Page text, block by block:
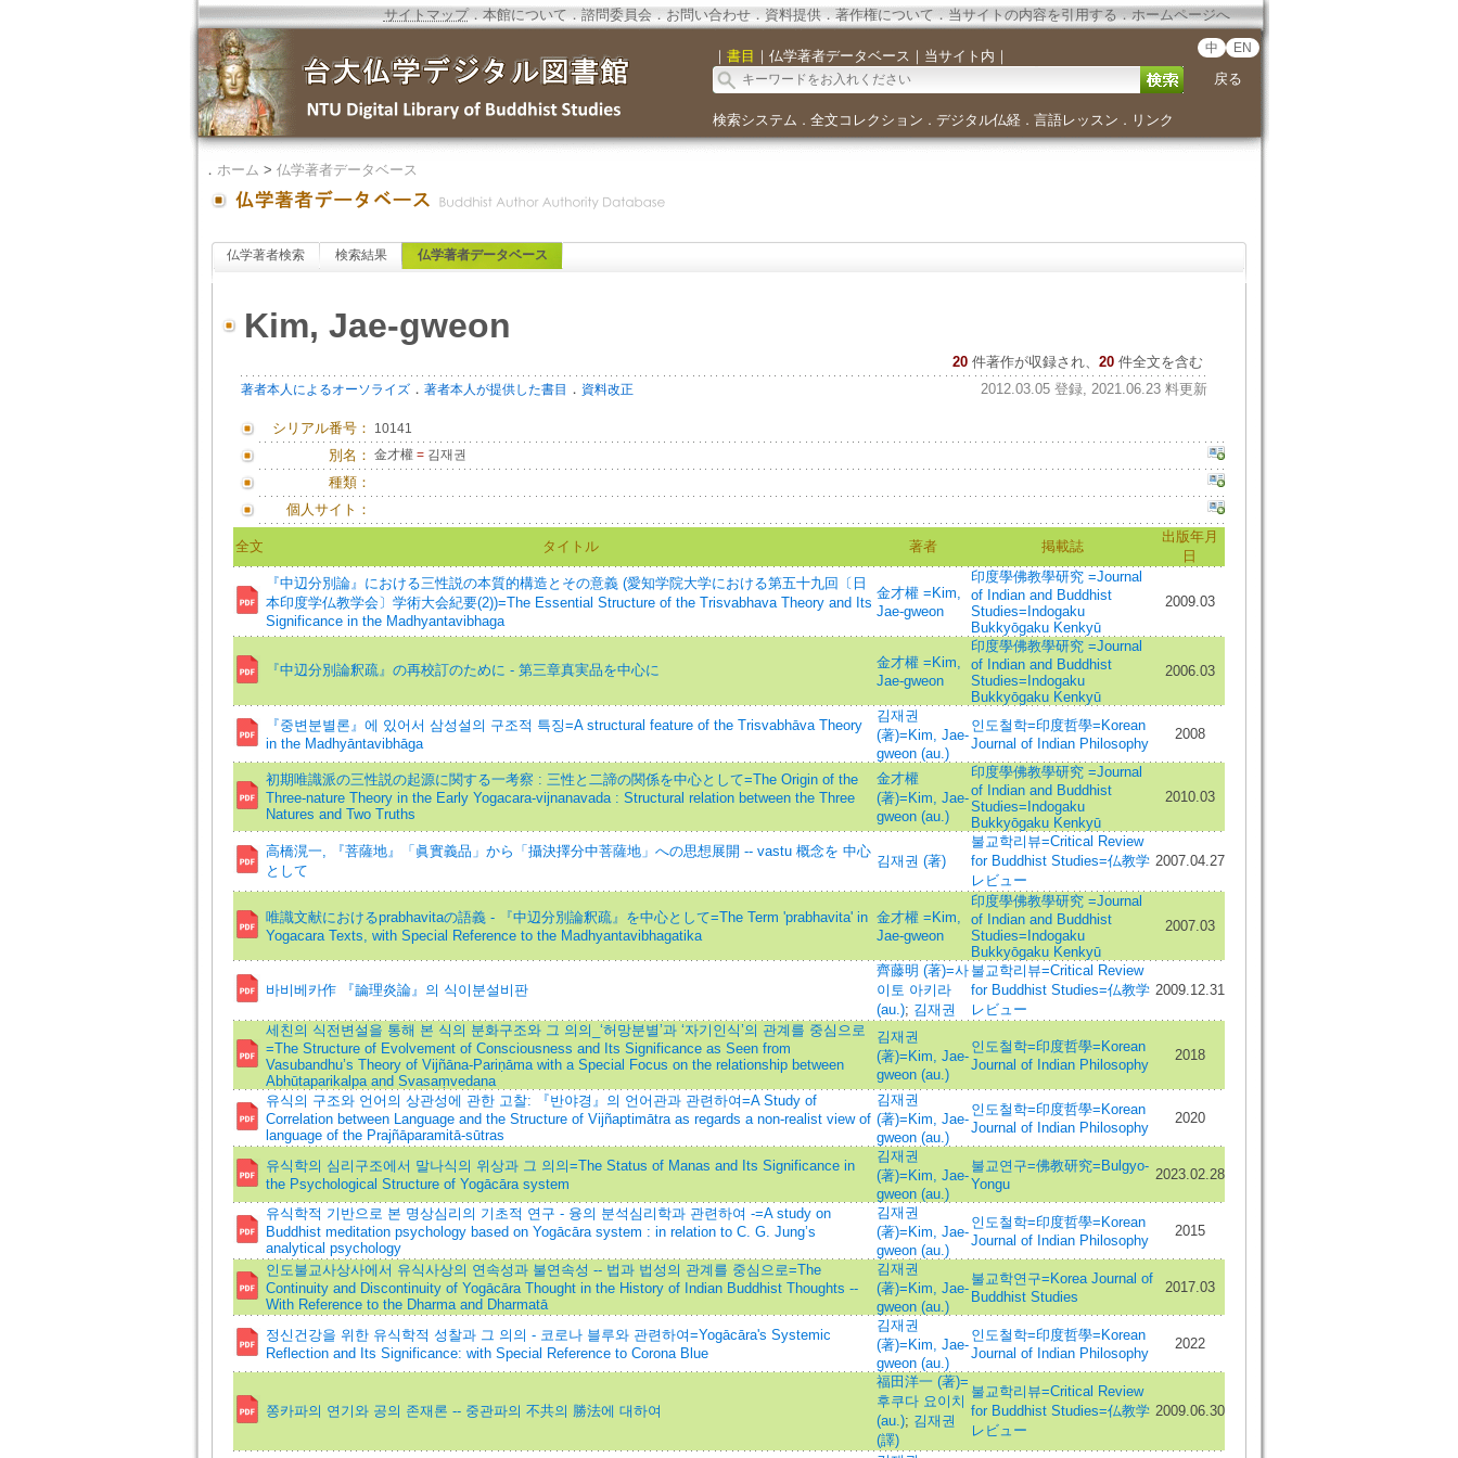
サイトマップ．本館について．諮問委員会． お問い合わせ． 資料提供．著作権について．当サイトの内容を引用する．ホームページへ
｜ 書目 ｜ 仏学著者データベース ｜ 当サイト内 ｜ 中 EN
戻る
検索システム ． 全文コレクション ． デジタル仏経． 言語レッスン ． リンク
． ホーム > 仏学著者データベース
仏学著者検索 検索結果 仏学著者データベース
Kim, Jae-gweon
20 件著作が収録され、 20件全文を含む
著者本人によるオーソライズ． 著者本人が提供した書目 ． 資料改正 2012.03.05 登録, 2021.06.23 料更新
シリアル番号： 10141
別名： 金才權 =김재권
種類：
個人サイト：
全文 タイトル 著者 掲載誌
出版年月
日
『中辺分別論』における三性説の本質的構造とその意義 (愛知学院大学における第五十九回〔日
本印度学仏教学会〕学術大会紀要(2))=The Essential Structure of the Trisvabhava Theory and Its
Significance in the Madhyantavibhaga
金才權 =Kim,
Jae-gweon
印度學佛教學研究 =Journal
of Indian and Buddhist
Studies=Indogaku
Bukkyōgaku Kenkyū
2009.03
『中辺分別論釈疏』の再校訂のために - 第三章真実品を中心に
金才權 =Kim,
Jae-gweon
印度學佛教學研究 =Journal
of Indian and Buddhist
Studies=Indogaku
Bukkyōgaku Kenkyū
2006.03
『중변분별론』에 있어서 삼성설의 구조적 특징=A structural feature of the Trisvabhāva Theory
in the Madhyāntavibhāga
김재권
(著)=Kim, Jae-
gweon (au.)
인도철학=印度哲學=Korean
Journal of Indian Philosophy
2008
初期唯識派の三性説の起源に関する一考察 : 三性と二諦の関係を中心として=The Origin of the
Three-nature Theory in the Early Yogacara-vijnanavada : Structural relation between the Three
Natures and Two Truths
金才權
(著)=Kim, Jae-
gweon (au.)
印度學佛教學研究 =Journal
of Indian and Buddhist
Studies=Indogaku
Bukkyōgaku Kenkyū
2010.03
高橋滉一, 『菩薩地』「眞實義品」から「攝決擇分中菩薩地」への思想展開 -- vastu 概念を 中心
として
김재권 (著)
불교학리뷰=Critical Review
for Buddhist Studies=仏教学
レビュー
2007.04.27
唯識文献におけるprabhavitaの語義 - 『中辺分別論釈疏』を中心として=The Term 'prabhavita' in
Yogacara Texts, with Special Reference to the Madhyantavibhagatika
金才權 =Kim,
Jae-gweon
印度學佛教學研究 =Journal
of Indian and Buddhist
Studies=Indogaku
Bukkyōgaku Kenkyū
2007.03
바비베카作 『論理炎論』의 식이분설비판
齊藤明 (著)=사
이토 아키라
(au.); 김재권
불교학리뷰=Critical Review
for Buddhist Studies=仏教学
レビュー
2009.12.31
세친의 식전변설을 통해 본 식의 분화구조와 그 의의_‘허망분별’과 ‘자기인식’의 관계를 중심으로
=The Structure of Evolvement of Consciousness and Its Significance as Seen from
Vasubandhu’s Theory of Vijñāna-Pariṇāma with a Special Focus on the relationship between
Abhūtaparikalpa and Svasaṃvedana
김재권
(著)=Kim, Jae-
gweon (au.)
인도철학=印度哲學=Korean
Journal of Indian Philosophy
2018
유식의 구조와 언어의 상관성에 관한 고찰: 『반야경』의 언어관과 관련하여=A Study of
Correlation between Language and the Structure of Vijñaptimātra as regards a non-realist view of
language of the Prajñāparamitā-sūtras
김재권
(著)=Kim, Jae-
gweon (au.)
인도철학=印度哲學=Korean
Journal of Indian Philosophy
2020
유식학의 심리구조에서 말나식의 위상과 그 의의=The Status of Manas and Its Significance in
the Psychological Structure of Yogācāra system
김재권
(著)=Kim, Jae-
gweon (au.)
불교연구=佛教研究=Bulgyo-
Yongu
2023.02.28
유식학적 기반으로 본 명상심리의 기초적 연구 - 융의 분석심리학과 관련하여 -=A study on
Buddhist meditation psychology based on Yogācāra system : in relation to C. G. Jung’s
analytical psychology
김재권
(著)=Kim, Jae-
gweon (au.)
인도철학=印度哲學=Korean
Journal of Indian Philosophy
2015
인도불교사상사에서 유식사상의 연속성과 불연속성 -- 법과 법성의 관계를 중심으로=The
Continuity and Discontinuity of Yogācāra Thought in the History of Indian Buddhist Thoughts --
With Reference to the Dharma and Dharmatā
김재권
(著)=Kim, Jae-
gweon (au.)
불교학연구=Korea Journal of
Buddhist Studies
2017.03
정신건강을 위한 유식학적 성찰과 그 의의 - 코로나 블루와 관련하여=Yogācāra's Systemic
Reflection and Its Significance: with Special Reference to Corona Blue
김재권
(著)=Kim, Jae-
gweon (au.)
인도철학=印度哲學=Korean
Journal of Indian Philosophy
2022
쫑카파의 연기와 공의 존재론 -- 중관파의 不共의 勝法에 대하여
福田洋一 (著)=
후쿠다 요이치
(au.); 김재권
(譯)
불교학리뷰=Critical Review
for Buddhist Studies=仏教学
レビュー
2009.06.30